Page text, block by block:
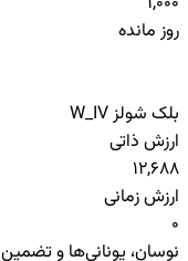
روز مانده
بلک شولز W_IV
ارزش ذاتی
12,688
ارزش زمانی
0
نوسان، یونانی‌ها و تضمین